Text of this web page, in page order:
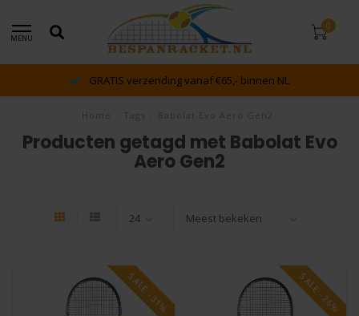
MENU
0
GRATIS verzending vanaf €65,- binnen NL
Producten getagd met Babolat Evo
Aero Gen2
SALE -31% SALE -26%